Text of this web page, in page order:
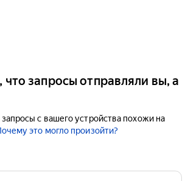
запросы отправляли вы, а
с вашего устройства похожи на
это могло произойти?